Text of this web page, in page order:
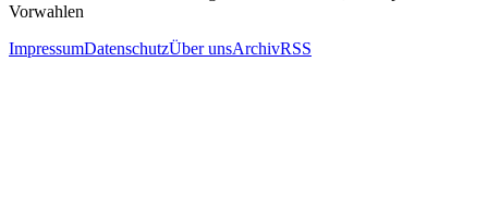
Vorwahlen
ImpressumDatenschutzÜber unsArchivRSS